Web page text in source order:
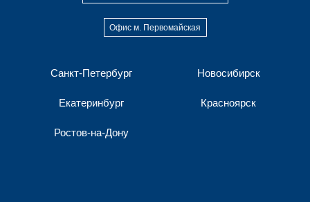
Офис м. Первомайская
Санкт-Петербург Новосибирск
Екатеринбург Красноярск
Ростов-на-Дону